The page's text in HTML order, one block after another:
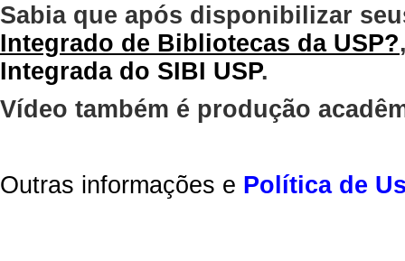
Sabia que após disponibilizar
Integrado de Bibliotecas da USP?
Integrada do SIBI USP.
Vídeo também é produção
Outras informações e Política de